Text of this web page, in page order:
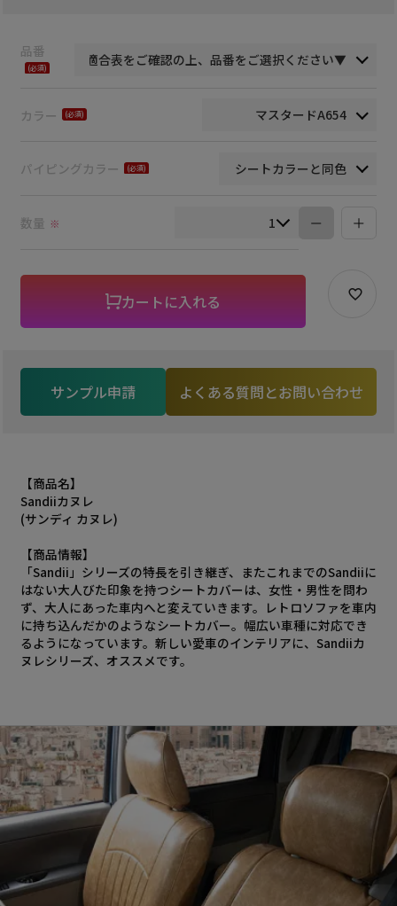
品番
カラー
パイピングカラー
数量 ※
カートに入れる
サンプル申請 よくある質問とお問い合わせ
【商品名】
Sandiiカヌレ
(サンディ カヌレ)
【商品情報】
「Sandii」シリーズの特長を引き継ぎ、またこれまでのSandiiに
はない大人びた印象を持つシートカバーは、女性・男性を問わ
ず、大人にあった車内へと変えていきます。レトロソファを車内
に持ち込んだかのようなシートカバー。幅広い車種に対応でき
るようになっています。新しい愛車のインテリアに、Sandiiカ
ヌレシリーズ、オススメです。